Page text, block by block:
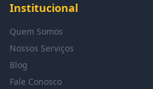
Institucional
Quem Somos
Nossos Serviços
Blog
Fale Conosco